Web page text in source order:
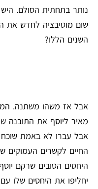
נותר בתחתית הסולם.
שום מוטיבציה לחדש
השנים הללו?
אבל אז משהו משתנה.
מאיר ליוסף את התובנה
אבל עברו לא באמת
החיים לקשרים העמוקים
היחסים הטובים שרקם
יחליפו את היחסים שלו